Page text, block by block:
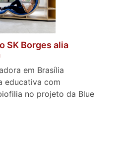
SK Borges alia
em Brasília
educativa com
no projeto da Blue